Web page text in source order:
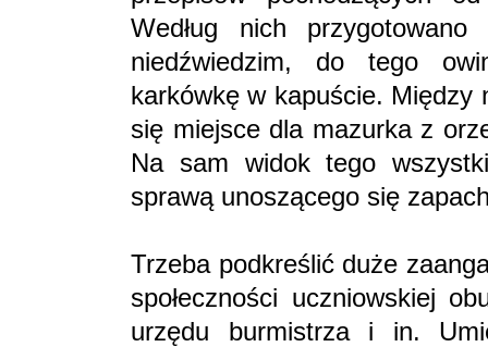
Według nich
niedźwiedzim, do tego
karkówkę w kapuście. Między
się miejsce dla mazurka z
Na sam widok tego
sprawą unoszącego się
Trzeba podkreślić duże
społeczności uczniowskiej
urzędu burmistrza i in.